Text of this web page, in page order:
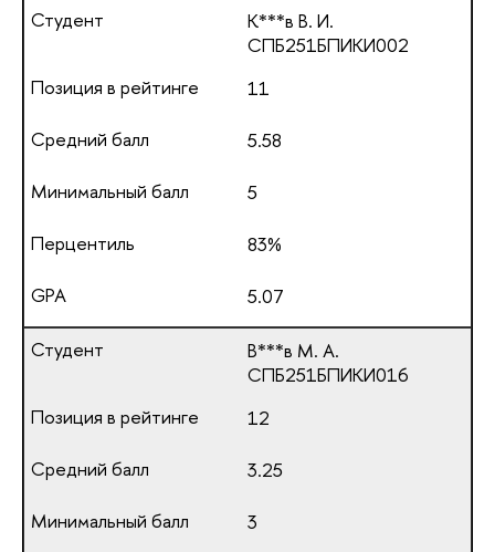
К***в В. И.
СПБ251БПИКИ002
11
5.58
5
83%
5.07
В***в М. А.
СПБ251БПИКИ016
12
3.25
3